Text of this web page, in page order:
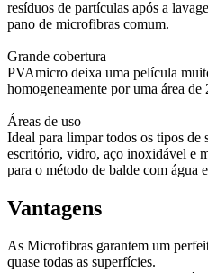
resíduos de partículas após a
pano de microfibras comum.
Grande cobertura
PVAmicro deixa uma película
homogeneamente por uma área de
Áreas de uso
Ideal para limpar todos os tipos de
escritório, vidro, aço inoxidável e
para o método de balde com água
Vantagens
As Microfibras garantem um
quase todas as superfícies.